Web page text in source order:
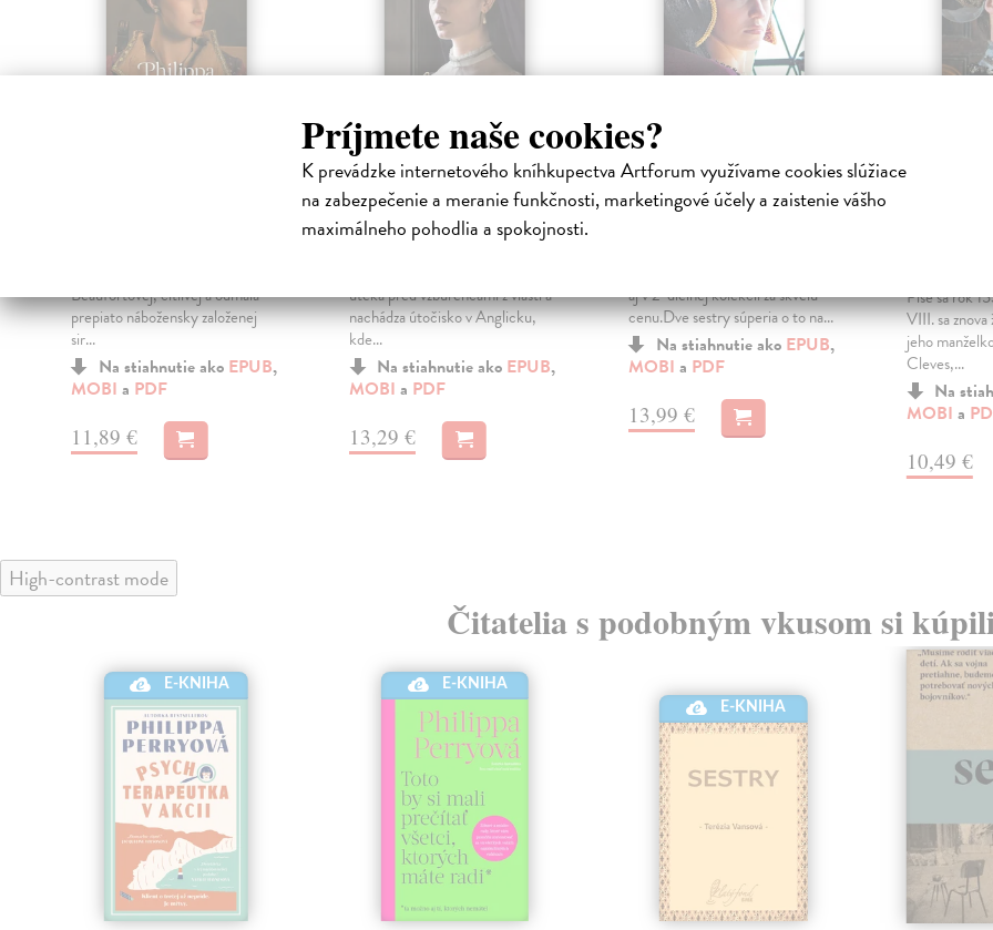
Príjmete naše cookies?
K prevádzke internetového kníhkupectva Artforum využívame cookies slúžiace
na zabezpečenie a meranie funkčnosti, marketingové účely a zaistenie vášho
maximálneho pohodlia a spokojnosti.
Beaufortovej, citlivej a odmala
prepiato nábožensky založenej
sir...
Na stiahnutie ako EPUB,
MOBI a PDF
11,89 €
Druhá kráľovná
Gregoryová Philippa|
uteká pred vzbúrencami z vlasti a
nachádza útočisko v Anglicku,
kde...
Na stiahnutie ako EPUB,
MOBI a PDF
13,29 €
Druhá Boleynová
aj v 2-dielnej kolekcii za skvelú
cenu.Dve sestry súperia o to na...
Na stiahnutie ako EPUB,
MOBI a PDF
13,99 €
Píše sa rok
VIII. sa znova
jeho
Cleves,...
Na
MOBI a
10,49 €
High-contrast mode
Čitatelia s podobným vkusom si
E-KNIHA E-KNIHA
E-KNIHA